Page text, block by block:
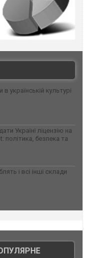
українській культурі
Україні ліцензію на
політика, безпека та
і всі інші склади